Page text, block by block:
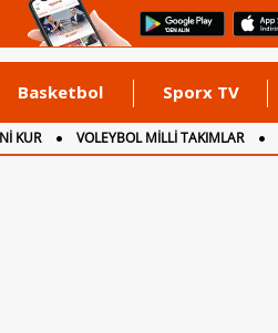
Basketbol Sporx TV
KUR VOLEYBOL MİLLİ TAKIMLAR